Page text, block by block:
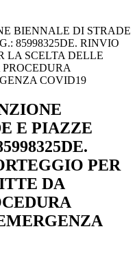
BIENNALE DI STRADE
85998325DE. RINVIO
LA SCELTA DELLE
COVID19
E PIAZZE
PER
DA